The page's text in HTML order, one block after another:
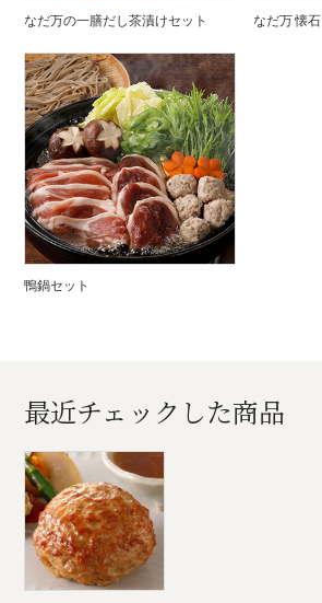
なだ万の一膳だし茶漬けセット なだ万 懐
鴨鍋セット
最近チェックした商品